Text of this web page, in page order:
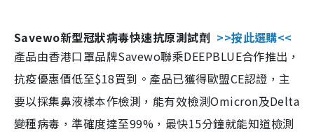
Savewo新型冠狀病毒快速抗原測試劑 >>按此選購<<
產品由香港口罩品牌Savewo聯乘DEEPBLUE合作推出，
抗疫優惠價低至$18買到。產品已獲得歐盟CE認證，主
要以採集鼻液樣本作檢測，能有效檢測Omicron及Delta
變種病毒，準確度達至99%，最快15分鐘就能知道檢測